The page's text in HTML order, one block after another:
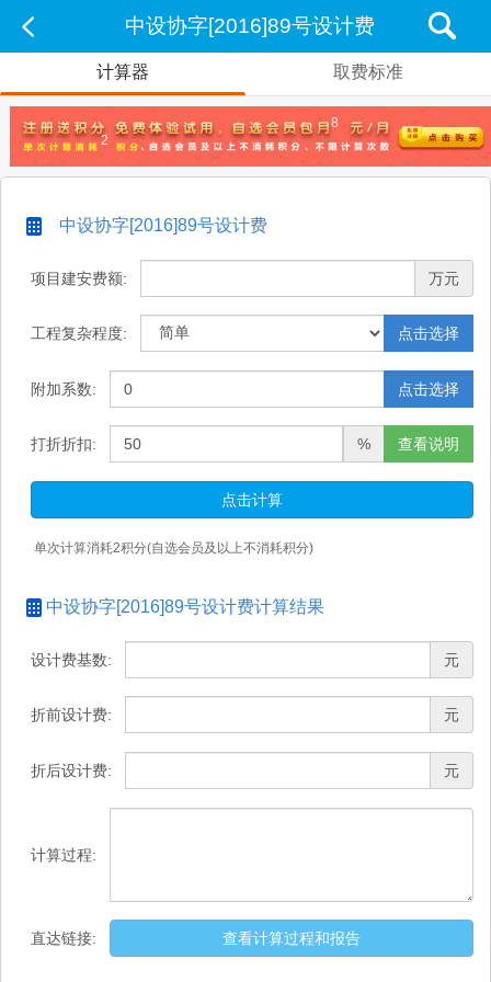
中设协字[2016]89号设计费
计算器 取费标准
8
2
中设协字[2016]89号设计费
项目建安费额: 万元
工程复杂程度: 点击选择
附加系数: 点击选择
打折折扣: % 查看说明
点击计算
单次计算消耗2积分(自选会员及以上不消耗积分)
中设协字[2016]89号设计费计算结果
设计费基数: 元
折前设计费: 元
折后设计费: 元
计算过程:
直达链接: 查看计算过程和报告